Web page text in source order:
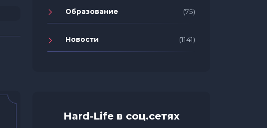
Образование (75)
Новости (1141)
Hard-Life в соц.сетях